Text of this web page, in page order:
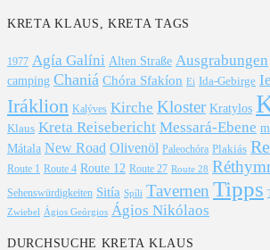
KRETA KLAUS, KRETA TAGS
1977 Agía Galíni Alten Straße Ausgrabungen
camping Chaniá Chóra Sfakíon Ei Ida-Gebirge
Iráklion Kalýves Kirche Kloster Kratylos
Klaus Kreta Reisebericht Messará-Ebene
Mátala New Road Olivenöl Paleochóra Plakiás
Route 1 Route 4 Route 12 Route 27 Route 28
Sehenswürdigkeiten Sitía Spíli Tavernen Tipps
Zwiebel Ágios Geórgios Ágios Nikólaos
DURCHSUCHE KRETA KLAUS